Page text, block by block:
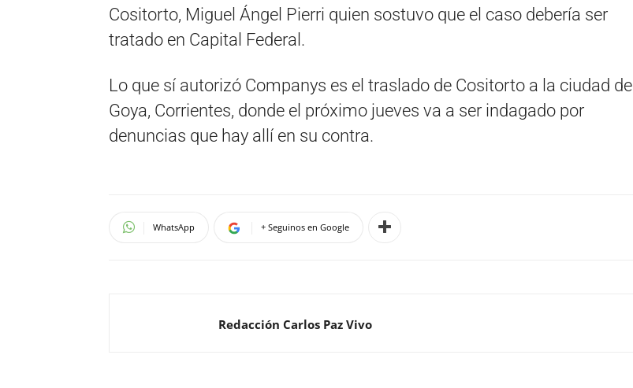
Cositorto, Miguel Ángel Pierri quien sostuvo que el caso debería ser
tratado en Capital Federal.
Lo que sí autorizó Companys es el traslado de Cositorto a la ciudad de
Goya, Corrientes, donde el próximo jueves va a ser indagado por
denuncias que hay allí en su contra.
WhatsApp + Seguinos en Google
Redacción Carlos Paz Vivo